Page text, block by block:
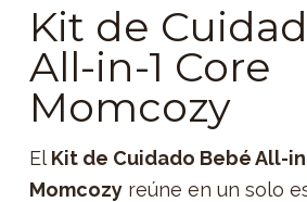
Kit de
All-in-1 Core
Momcozy
El Kit de Cuidado Bebé All-
Momcozy reúne en un solo